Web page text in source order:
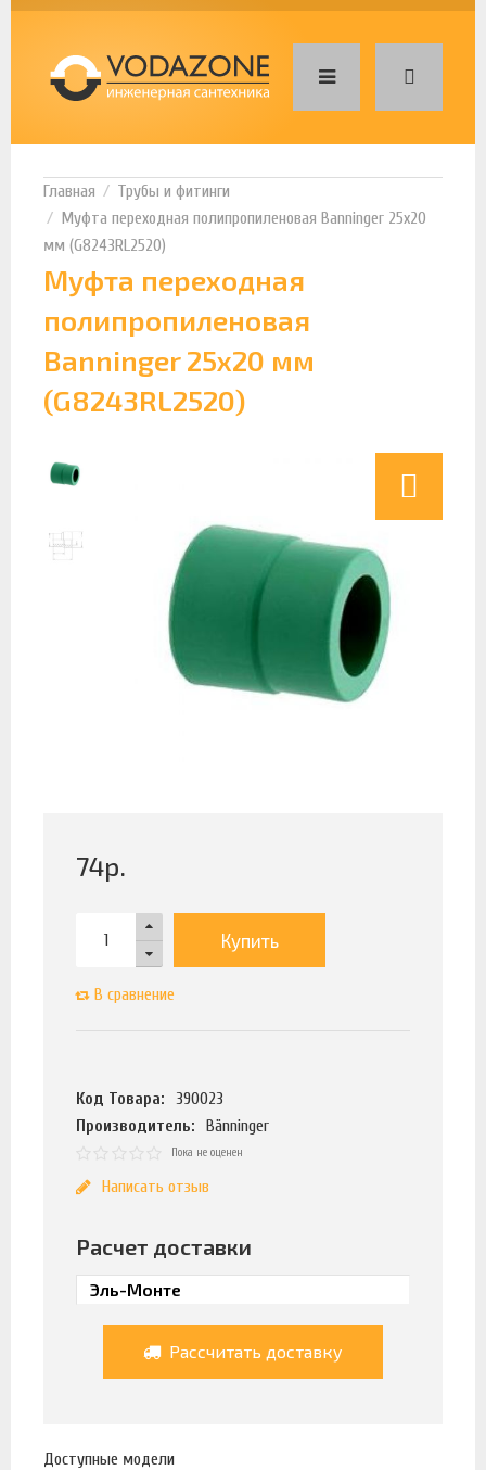
Трубы и фитинги
Муфта переходная полипропиленовая Banninger 25х20
мм (G8243RL2520)
Муфта переходная
полипропиленовая
Banninger 25х20 мм
(G8243RL2520)
74р.
Купить
В сравнение
Код Товара:
390023
Производитель:
Bänninger
Пока не оценен
Написать отзыв
Расчет доставки
Рассчитать доставку
Доступные модели